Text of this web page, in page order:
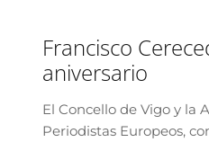
Francisco
aniversario
El Concello de Vigo y la
Periodistas Europeos,